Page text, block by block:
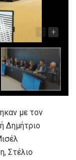
- +
με τον
Δημήτριο
Στέλιο